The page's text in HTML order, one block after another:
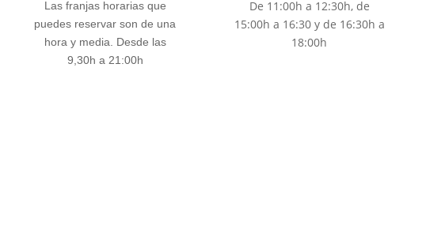
Las franjas horarias que
puedes reservar son de una
hora y media. Desde las
9,30h a 21:00h
De 11:00h a 12:30h, de
15:00h a 16:30 y de 16:30h a
18:00h